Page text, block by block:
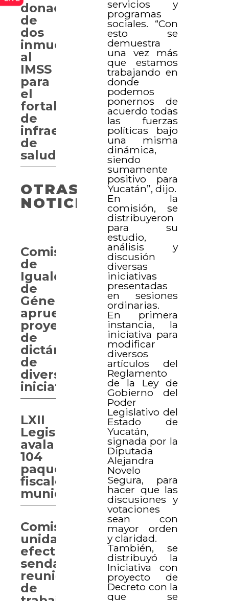
servicios y
programas
sociales. “Con
esto se
demuestra
una vez más
que estamos
trabajando en
donde
podemos
ponernos de
acuerdo todas
las fuerzas
políticas bajo
una misma
dinámica,
siendo
sumamente
positivo para
Yucatán”, dijo.
En la
comisión, se
distribuyeron
para su
estudio,
análisis y
discusión
diversas
iniciativas
presentadas
en sesiones
ordinarias.
En primera
instancia, la
iniciativa para
modificar
diversos
artículos del
Reglamento
de la Ley de
Gobierno del
Poder
Legislativo del
Estado de
Yucatán,
signada por la
Diputada
Alejandra
Novelo
Segura, para
hacer que las
discusiones y
votaciones
sean con
mayor orden
y claridad.
También, se
distribuyó la
Iniciativa con
proyecto de
Decreto con la
que se
donación
de
dos
inmuebles
al
IMSS
para
el
fortalecimiento
de
infraestructura
de
salud
OTRAS
NOTICIAS
Comisión
de
Igualdad
de
Género
aprueba
proyectos
de
dictámenes
de
diversas
iniciativas
LXII
Legislatura
avala
104
paquetes
fiscales
municipales
Comisiones
unidas
efectúan
sendas
reuniones
de